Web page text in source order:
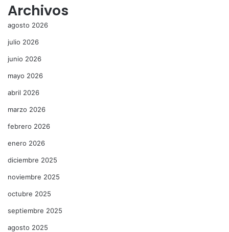
Archivos
agosto 2026
julio 2026
junio 2026
mayo 2026
abril 2026
marzo 2026
febrero 2026
enero 2026
diciembre 2025
noviembre 2025
octubre 2025
septiembre 2025
agosto 2025